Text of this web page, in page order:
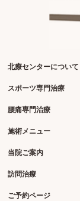
北療センターについて
スポーツ専門治療
腰痛専門治療
施術メニュー
当院ご案内
訪問治療
ご予約ページ